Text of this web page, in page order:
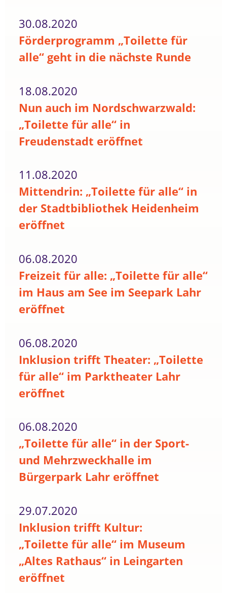
30.08.2020
Förderprogramm „Toilette für
alle“ geht in die nächste Runde
18.08.2020
Nun auch im Nordschwarzwald:
„Toilette für alle“ in
Freudenstadt eröffnet
11.08.2020
Mittendrin: „Toilette für alle“ in
der Stadtbibliothek Heidenheim
eröffnet
06.08.2020
Freizeit für alle: „Toilette für alle“
im Haus am See im Seepark Lahr
eröffnet
06.08.2020
Inklusion trifft Theater: „Toilette
für alle“ im Parktheater Lahr
eröffnet
06.08.2020
„Toilette für alle“ in der Sport-
und Mehrzweckhalle im
Bürgerpark Lahr eröffnet
29.07.2020
Inklusion trifft Kultur:
„Toilette für alle“ im Museum
„Altes Rathaus“ in Leingarten
eröffnet